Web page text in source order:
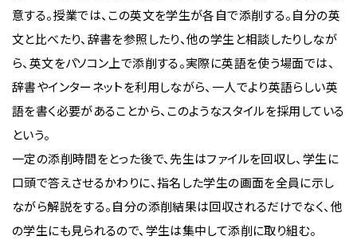
意する。授業では、この英文を学生が各自で添削する。自分の英
文と比べたり、辞書を参照したり、他の学生と相談したりしなが
ら、英文をパソコン上で添削する。実際に英語を使う場面では、
辞書やインターネットを利用しながら、一人でより英語らしい英
語を書く必要があることから、このようなスタイルを採用している
という。
一定の添削時間をとった後で、先生はファイルを回収し、学生に
口頭で答えさせるかわりに、指名した学生の画面を全員に示し
ながら解説をする。自分の添削結果は回収されるだけでなく、他
の学生にも見られるので、学生は集中して添削に取り組む。